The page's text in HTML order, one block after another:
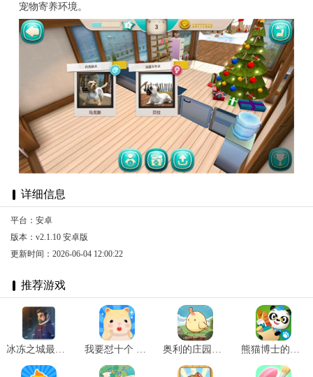
宠物寄养环境。
详细信息
平台：安卓
版本：v2.1.10 安卓版
更新时间：2026-06-04 12:00:22
推荐游戏
冰冻之城最新版本 v0.5.10 我要怼十个 v1.0.1 奥利的庄园免 v1.1.9 熊猫博士的超 v4.0